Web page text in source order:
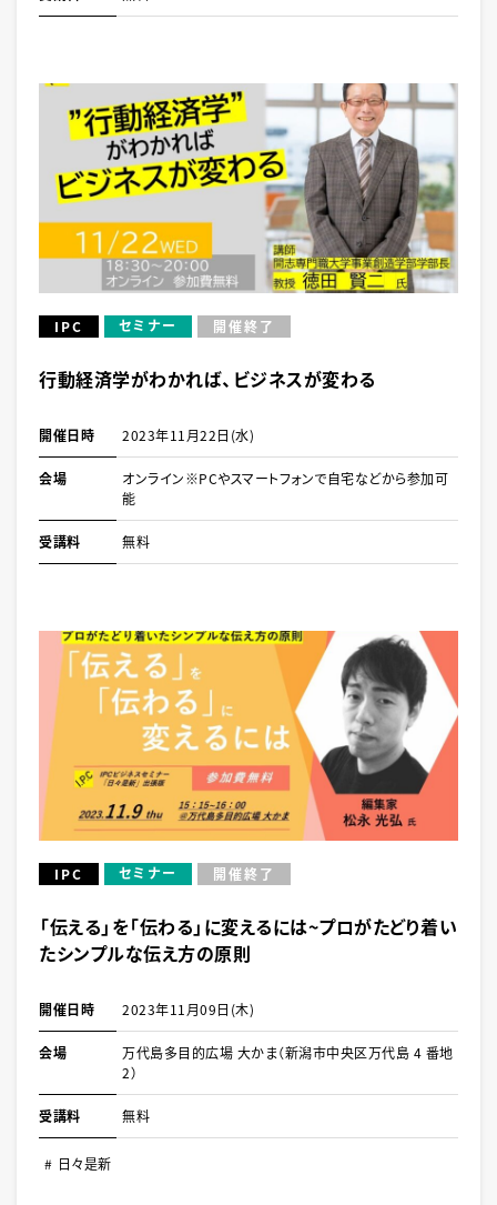
IPC セミナー 開催終了
行動経済学がわかれば、ビジネスが変わる
開催日時 2023年11月22日(水)
会場
オンライン※PCやスマートフォンで自宅などから参加可
能
受講料 無料
IPC セミナー 開催終了
「伝える」を「伝わる」に変えるには~プロがたどり着い
たシンプルな伝え方の原則
開催日時 2023年11月09日(木)
会場
万代島多目的広場 大かま（新潟市中央区万代島 4 番地
2）
受講料 無料
日々是新